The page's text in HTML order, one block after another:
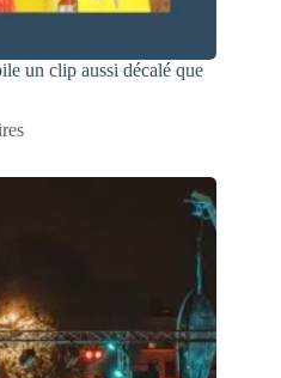
un clip aussi décalé que